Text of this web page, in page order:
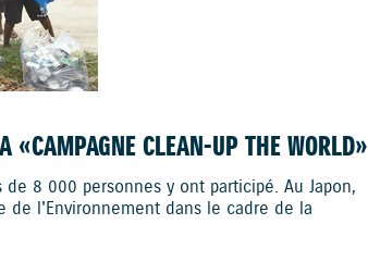
«CAMPAGNE CLEAN-UP THE WORLD»
8 000 personnes y ont participé. Au Japon,
l'Environnement dans le cadre de la